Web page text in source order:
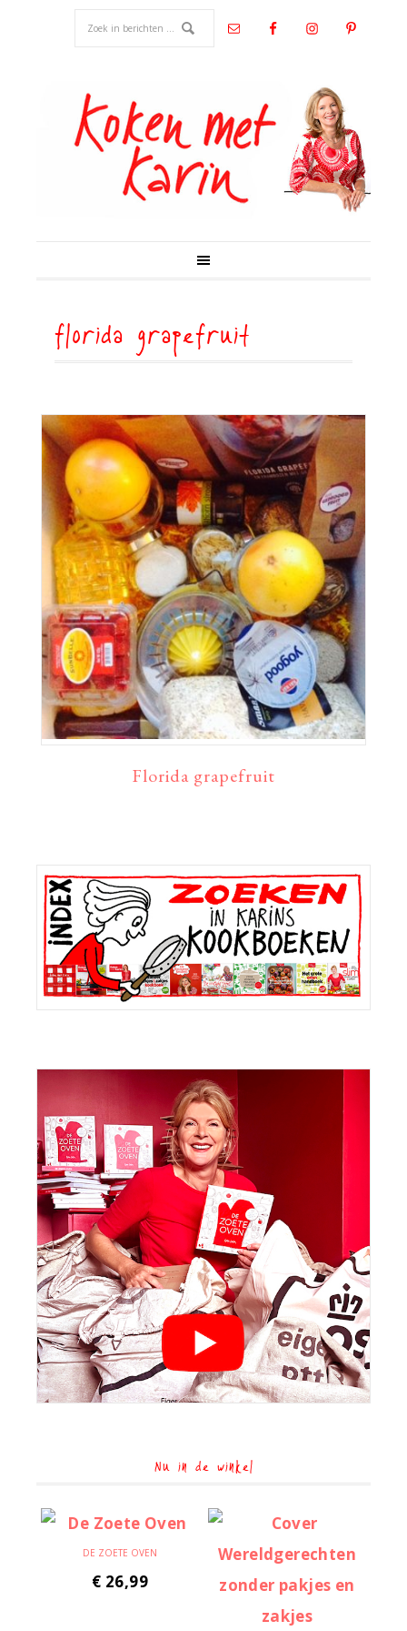
florida grapefruit
Florida grapefruit
Primaire
Sidebar
Nu in de winkel
DE ZOETE OVEN
€ 26,99